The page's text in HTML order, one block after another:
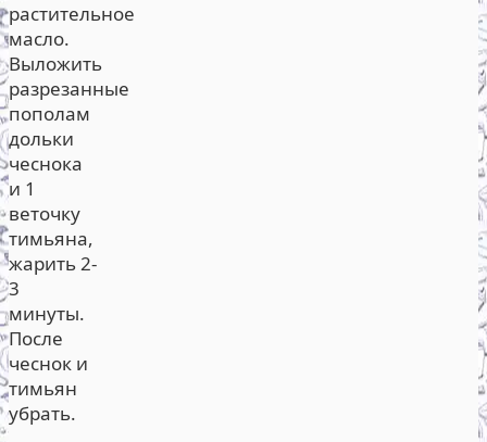
растительное
масло.
Выложить
разрезанные
пополам
дольки
чеснока
и 1
веточку
тимьяна,
жарить 2-
3
минуты.
После
чеснок и
тимьян
убрать.